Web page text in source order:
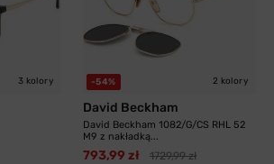
3 kolory -54% 2 kolory
David Beckham
David Beckham 1082/G/CS RHL 52
M9 z nakładką...
793,99 zł 1729,99 zł